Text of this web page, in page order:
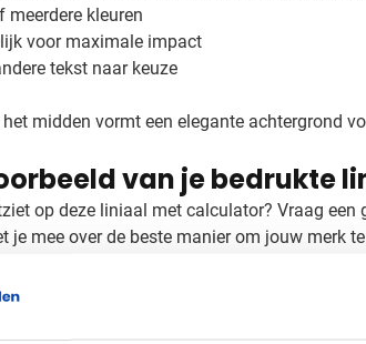
kleuren
voor maximale impact
tekst naar keuze
midden vormt een elegante achtergrond
van je bedrukte
op deze liniaal met calculator? Vraag
je mee over de beste manier om jouw merk